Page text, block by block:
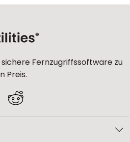
Fernzugriffssoftware zu
Preis.